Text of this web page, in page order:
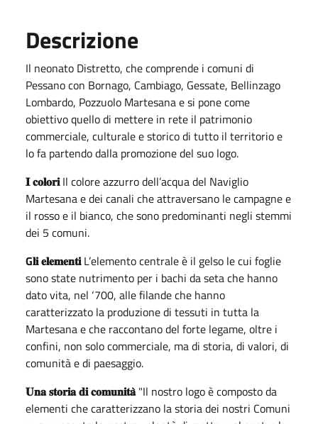
Descrizione
Il neonato Distretto, che comprende i comuni di
Pessano con Bornago, Cambiago, Gessate, Bellinzago
Lombardo, Pozzuolo Martesana e si pone come
obiettivo quello di mettere in rete il patrimonio
commerciale, culturale e storico di tutto il territorio e
lo fa partendo dalla promozione del suo logo.
𝐈 𝐜𝐨𝐥𝐨𝐫𝐢Il colore azzurro dell’acqua del Naviglio
Martesana e dei canali che attraversano le campagne e
il rosso e il bianco, che sono predominanti negli stemmi
dei 5 comuni.
G𝐥𝐢 𝐞𝐥𝐞𝐦𝐞𝐧𝐭𝐢L’elemento centrale è il gelso le cui foglie
sono state nutrimento per i bachi da seta che hanno
dato vita, nel ‘700, alle filande che hanno
caratterizzato la produzione di tessuti in tutta la
Martesana e che raccontano del forte legame, oltre i
confini, non solo commerciale, ma di storia, di valori, di
comunità e di paesaggio.
𝐔𝐧𝐚 𝐬𝐭𝐨𝐫𝐢𝐚 𝐝𝐢 𝐜𝐨𝐦𝐮𝐧𝐢𝐭𝐚̀"Il nostro logo è composto da
elementi che caratterizzano la storia dei nostri Comuni